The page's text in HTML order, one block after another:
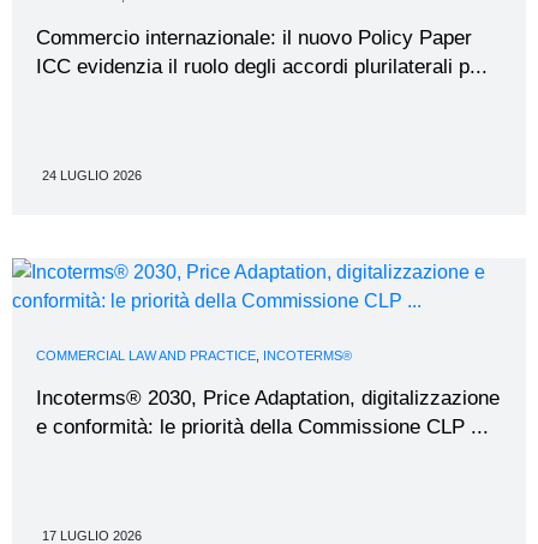
Commercio internazionale: il nuovo Policy Paper
ICC evidenzia il ruolo degli accordi plurilaterali p...
24 LUGLIO 2026
COMMERCIAL LAW AND PRACTICE INCOTERMS®
Incoterms® 2030, Price Adaptation, digitalizzazione
e conformità: le priorità della Commissione CLP ...
17 LUGLIO 2026